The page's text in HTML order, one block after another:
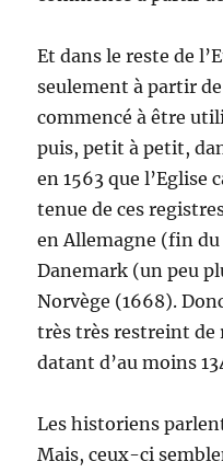
Et dans le reste de
seulement à partir
commencé à être
puis, petit à petit,
en 1563 que l’Eglise
tenue de ces
en Allemagne (fin du
Danemark (un peu
Norvège (1668).
très très restreint de
datant d’au moins
Les historiens
Mais, ceux-ci